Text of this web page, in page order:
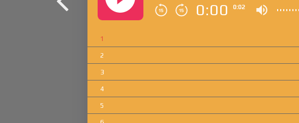
0:00 0:02
1
2
3
4
5